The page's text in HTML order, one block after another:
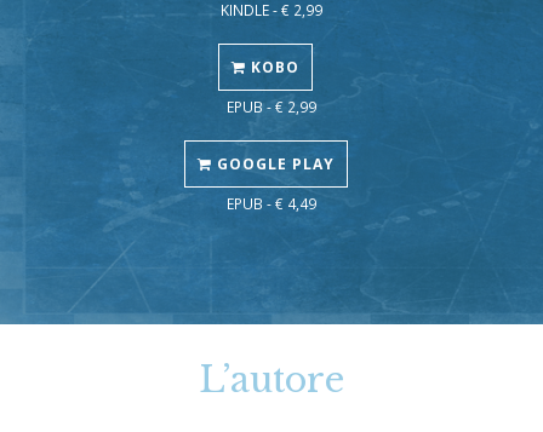
KINDLE - € 2,99
KOBO
EPUB - € 2,99
GOOGLE PLAY
EPUB - € 4,49
L’autore